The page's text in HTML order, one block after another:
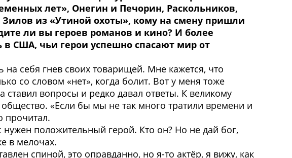
лет», Онегин и Печорин, Раскольников,
из «Утиной охоты», кому на смену пришли
ли вы героев романов и кино? И более
в США, чьи герои успешно спасают мир от
себя гнев своих товарищей. Мне кажется, что
со словом «нет», когда болит. Вот у меня тоже
вопросы и редко давал ответы. К великому
«Если бы мы не так много тратили времени и
прочитал.
положительный герой. Кто он? Но не дай бог,
в мелочах.
спиной, это оправданно, но я-то актёр, я вижу, как